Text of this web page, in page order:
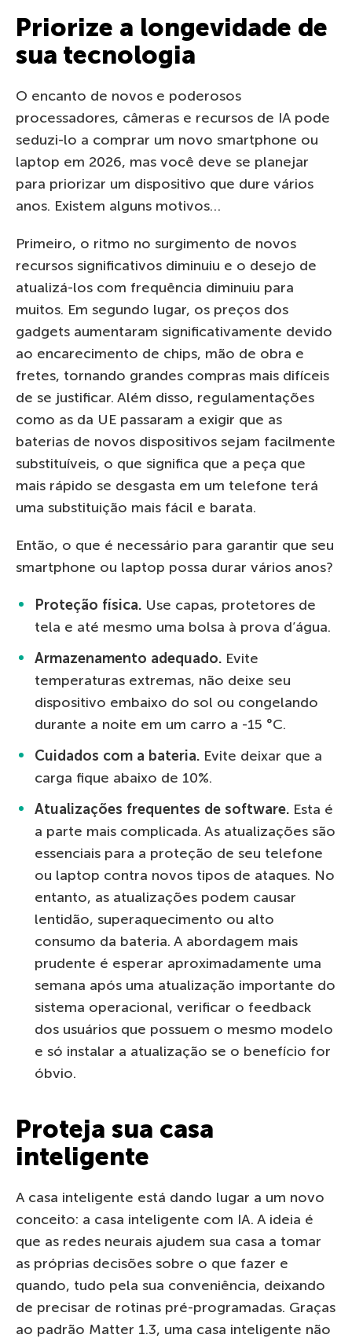
Priorize a longevidade de
sua tecnologia
O encanto de novos e poderosos
processadores, câmeras e recursos de IA pode
seduzi-lo a comprar um novo smartphone ou
laptop em 2026, mas você deve se planejar
para priorizar um dispositivo que dure vários
anos. Existem alguns motivos…
Primeiro, o ritmo no surgimento de novos
recursos significativos diminuiu e o desejo de
atualizá-los com frequência diminuiu para
muitos. Em segundo lugar, os preços dos
gadgets aumentaram significativamente devido
ao encarecimento de chips, mão de obra e
fretes, tornando grandes compras mais difíceis
de se justificar. Além disso, regulamentações
como as da UE passaram a exigir que as
baterias de novos dispositivos sejam facilmente
substituíveis, o que significa que a peça que
mais rápido se desgasta em um telefone terá
uma substituição mais fácil e barata.
Então, o que é necessário para garantir que seu
smartphone ou laptop possa durar vários anos?
Proteção física. Use capas, protetores de
tela e até mesmo uma bolsa à prova d’água.
Armazenamento adequado. Evite
temperaturas extremas, não deixe seu
dispositivo embaixo do sol ou congelando
durante a noite em um carro a -15 °C.
Cuidados com a bateria. Evite deixar que a
carga fique abaixo de 10%.
Atualizações frequentes de software. Esta é
a parte mais complicada. As atualizações são
essenciais para a proteção de seu telefone
ou laptop contra novos tipos de ataques. No
entanto, as atualizações podem causar
lentidão, superaquecimento ou alto
consumo da bateria. A abordagem mais
prudente é esperar aproximadamente uma
semana após uma atualização importante do
sistema operacional, verificar o feedback
dos usuários que possuem o mesmo modelo
e só instalar a atualização se o benefício for
óbvio.
Proteja sua casa
inteligente
A casa inteligente está dando lugar a um novo
conceito: a casa inteligente com IA. A ideia é
que as redes neurais ajudem sua casa a tomar
as próprias decisões sobre o que fazer e
quando, tudo pela sua conveniência, deixando
de precisar de rotinas pré-programadas. Graças
ao padrão Matter 1.3, uma casa inteligente não